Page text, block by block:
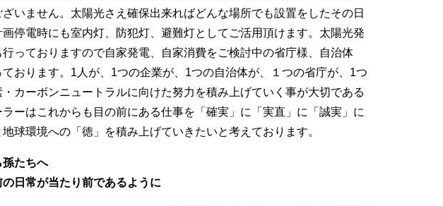
いません。太陽光さえ確保出来ればどんな場所でも設置をしたその日
停電時にも室内灯、防犯灯、避難灯としてご活用頂けます。太陽光発
っておりますので自家発電、自家消費をご検討中の省庁様、自治体
おります。1人が、1つの企業が、1つの自治体が、１つの省庁が、1つ
カーボンニュートラルに向けた努力を積み上げていく事が大切である
ーはこれからも目の前にある仕事を「確実」に「実直」に「誠実」に
球環境への「徳」を積み上げていきたいと考えております。
孫たちへ
日常が当たり前であるように